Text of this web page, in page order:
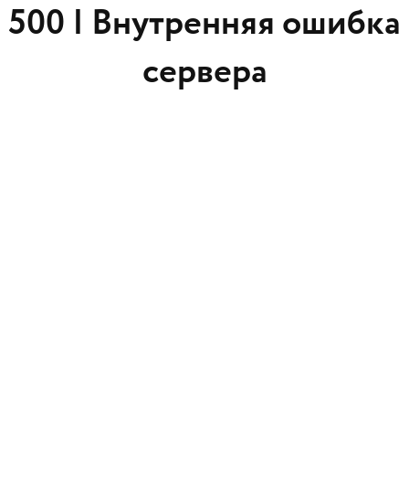
500 | Внутренняя ошибка
сервера